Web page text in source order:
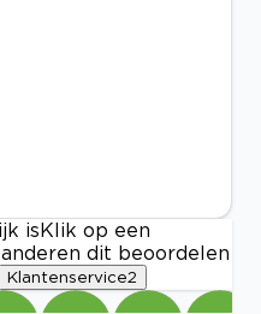
is Klik op een
dit beoordelen
Klantenservice2